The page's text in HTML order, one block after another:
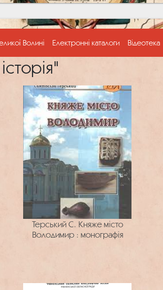
Волині Електронні каталоги Відеотека
Терський С. Княже місто
Володимир : монографія